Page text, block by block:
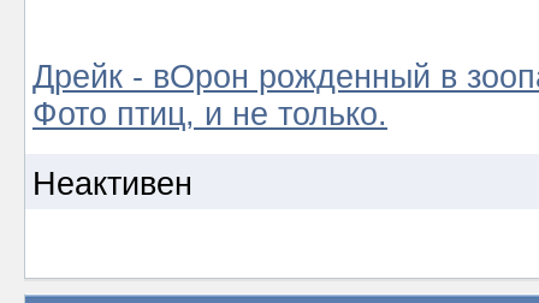
Дрейк - вОрон рожденный в
Фото птиц, и не только.
Неактивен